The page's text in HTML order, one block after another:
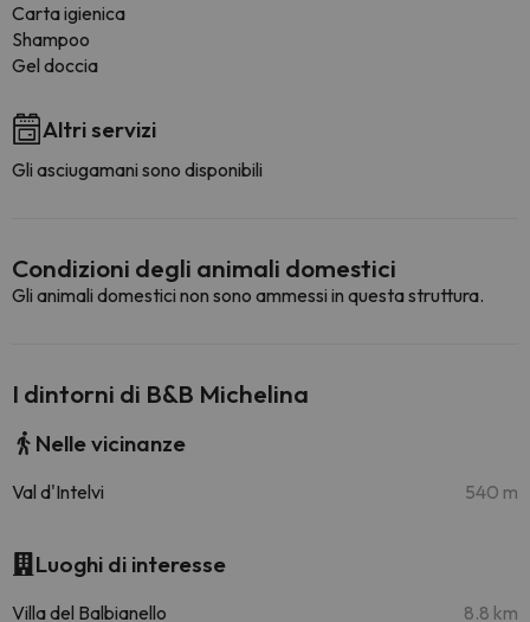
Carta igienica
Shampoo
Gel doccia
Altri servizi
Gli asciugamani sono disponibili
Condizioni degli animali domestici
Gli animali domestici non sono ammessi in questa struttura.
I dintorni di B&B Michelina
Nelle vicinanze
Val d'Intelvi 540 m
Luoghi di interesse
Villa del Balbianello 8.8 km